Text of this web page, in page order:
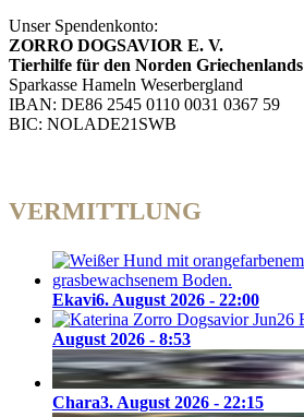
Unser Spendenkonto:
ZORRO DOGSAVIOR E. V.
Tierhilfe für den Norden Griechenlands
Sparkasse Hameln Weserbergland
IBAN: DE86 2545 0110 0031 0367 59
BIC: NOLADE21SWB
VERMITTLUNG
Ekavi6. August 2026 - 22:00
August 2026 - 8:53
Chara3. August 2026 - 22:15